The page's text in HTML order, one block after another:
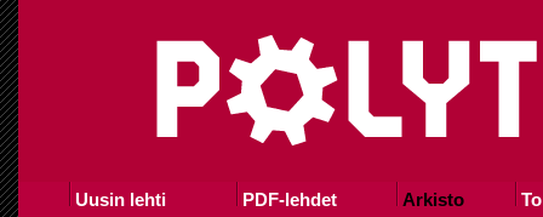
Uusin lehti PDF-lehdet Arkisto